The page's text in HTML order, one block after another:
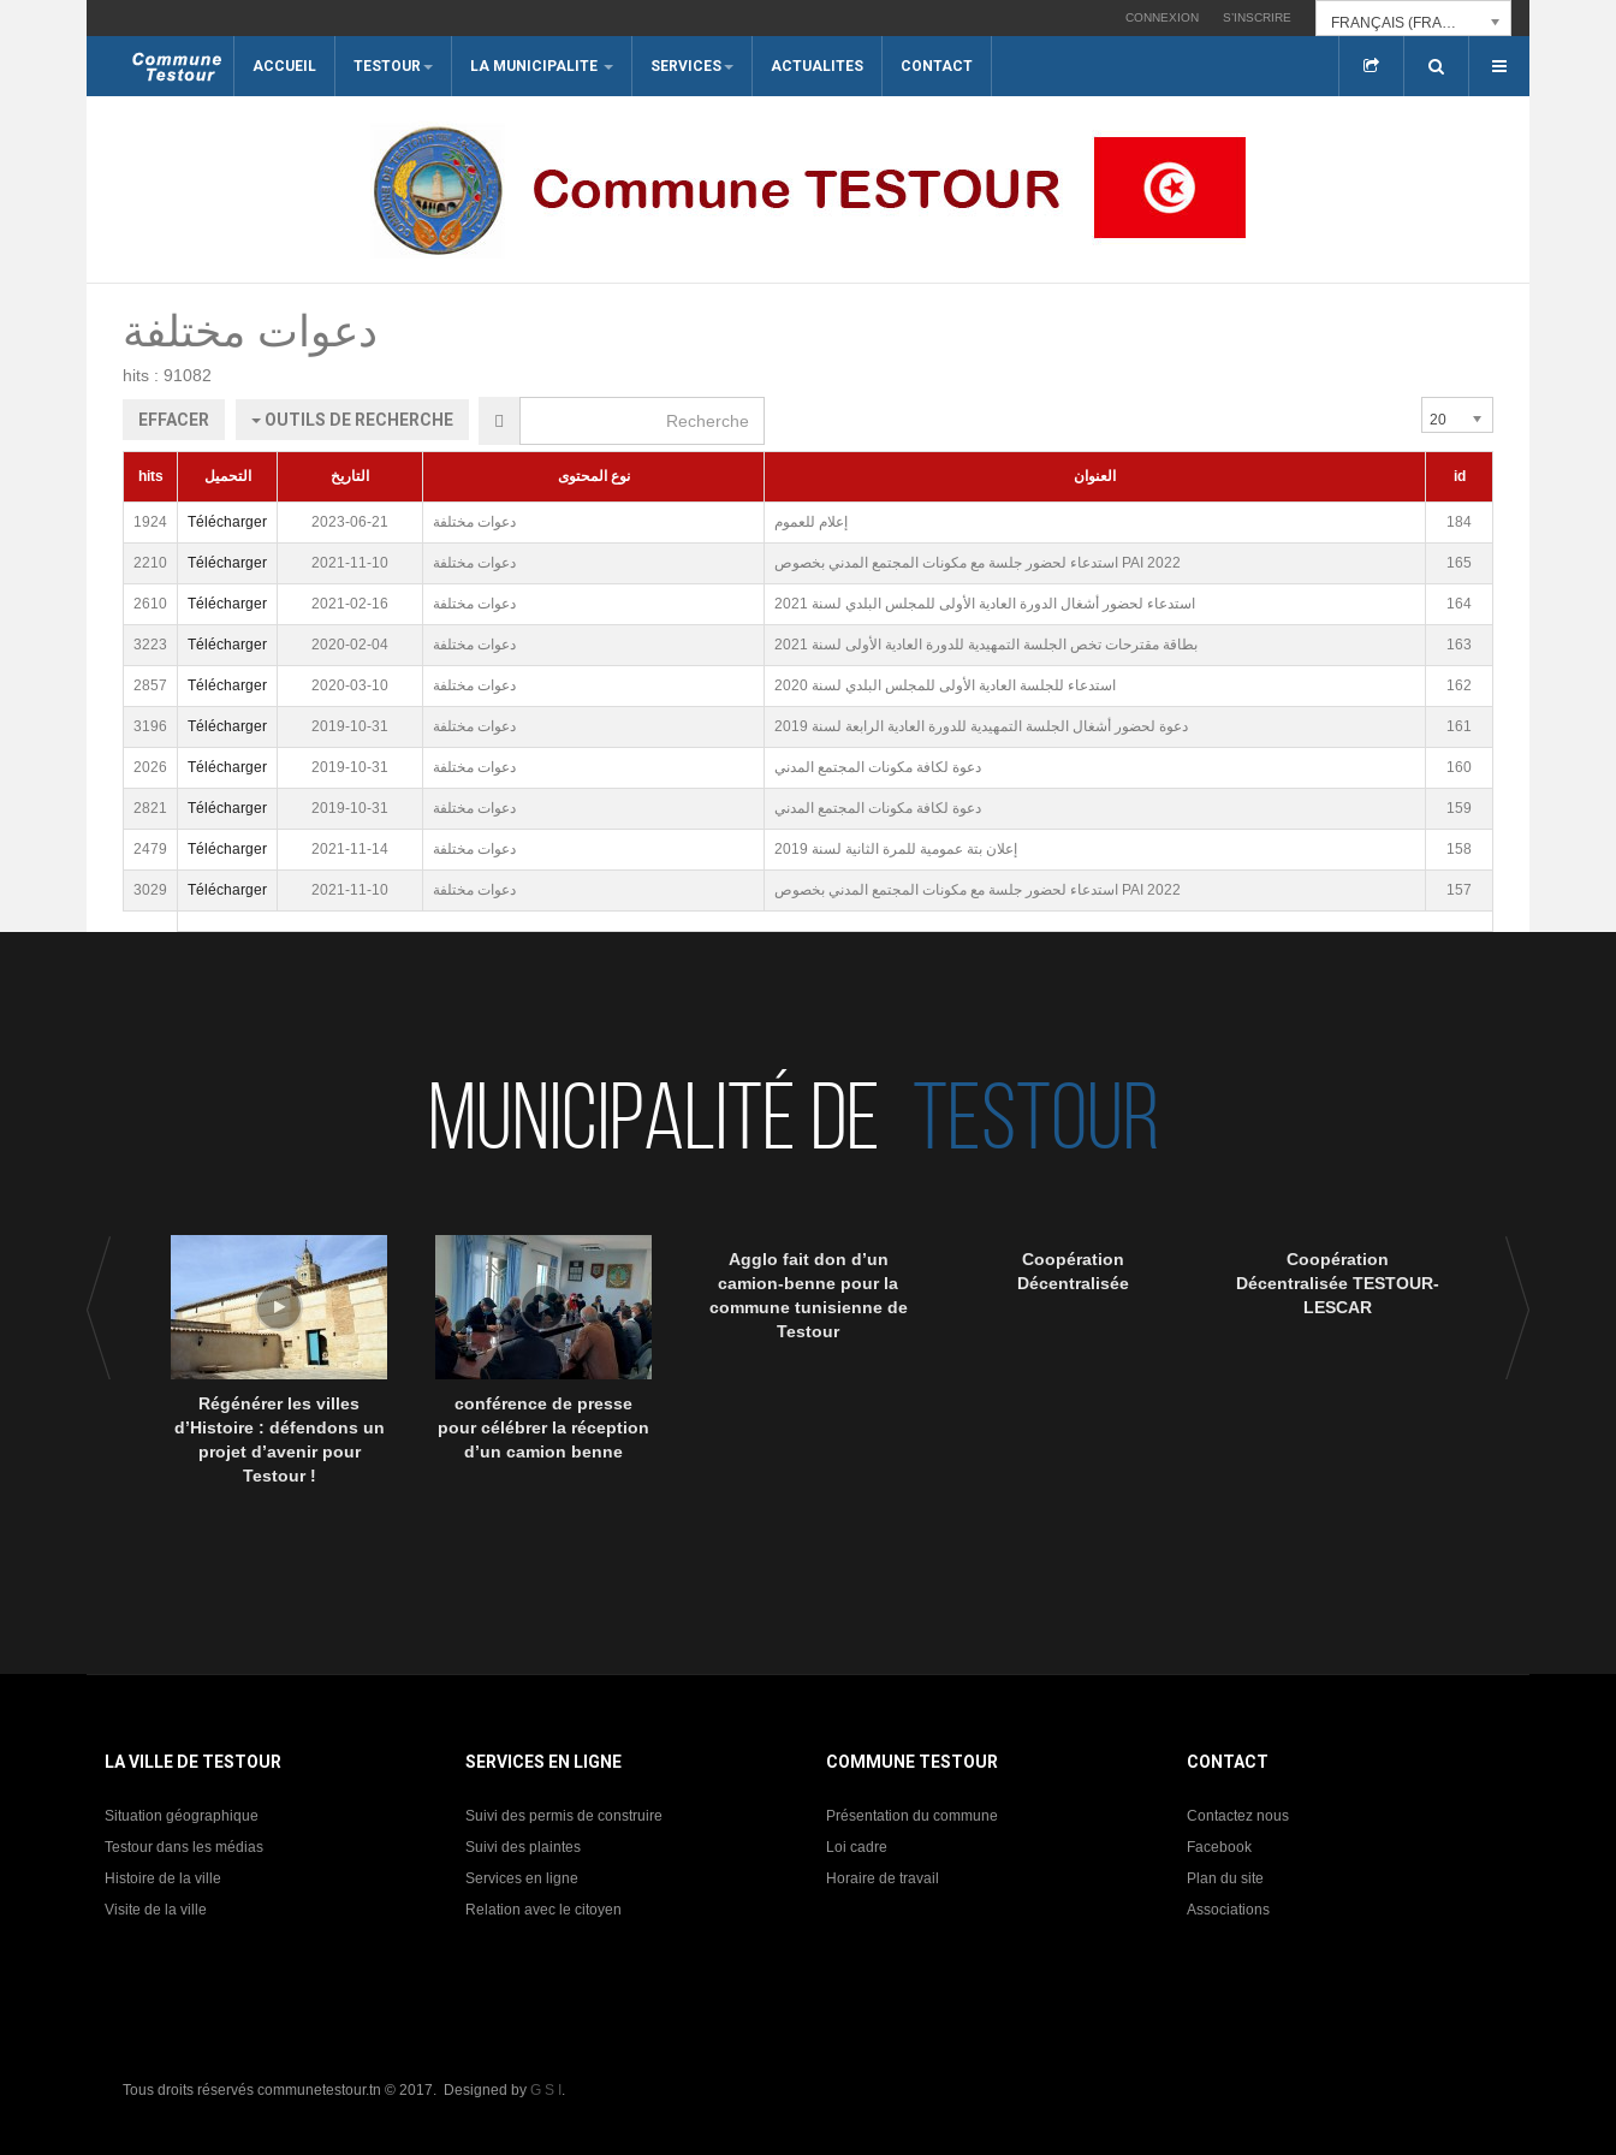
FRANÇAIS (FRANCE)
CONNEXION S’INSCRIRE
ACCUEIL TESTOUR LA MUNICIPALITE SERVICES ACTUALITES CONTACT
دعوات مختلفة
hits : 91082
OUTILS DE RECHERCHE
EFFACER 20
id العنوان نوع المحتوى التاريخ التحميل hits
184 إعلام للعموم دعوات مختلفة 2023-06-21
Télécharger
1924
165 2022 PAI استدعاء لحضور جلسة مع مكونات المجتمع المدني بخصوص دعوات مختلفة 2021-11-10
Télécharger
2210
164 استدعاء لحضور أشغال الدورة العادية الأولى للمجلس البلدي لسنة 2021 دعوات مختلفة 2021-02-16
Télécharger
2610
163 بطاقة مقترحات تخص الجلسة التمهيدية للدورة العادية الأولى لسنة 2021 دعوات مختلفة 2020-02-04
Télécharger
3223
162 استدعاء للجلسة العادية الأولى للمجلس البلدي لسنة 2020 دعوات مختلفة 2020-03-10
Télécharger
2857
161 دعوة لحضور أشغال الجلسة التمهيدية للدورة العادية الرابعة لسنة 2019 دعوات مختلفة 2019-10-31
Télécharger
3196
160 دعوة لكافة مكونات المجتمع المدني دعوات مختلفة 2019-10-31
Télécharger
2026
159 دعوة لكافة مكونات المجتمع المدني دعوات مختلفة 2019-10-31
Télécharger
2821
158 إعلان بتة عمومية للمرة الثانية لسنة 2019 دعوات مختلفة 2021-11-14
Télécharger
2479
157 2022 PAI استدعاء لحضور جلسة مع مكونات المجتمع المدني بخصوص دعوات مختلفة 2021-11-10
Télécharger
3029
MUNICIPALITÉ DE TESTOUR
Régénérer les villes
d’Histoire : défendons un
projet d’avenir pour
Testour !
conférence de presse
pour célébrer la réception
d’un camion benne
Agglo fait don d’un
camion-benne pour la
commune tunisienne de
Testour
Coopération
Décentralisée
Coopération
Décentralisée TESTOUR-
LESCAR
90 ème
disparition
LA VILLE DE TESTOUR
Situation géographique
Testour dans les médias
Histoire de la ville
Visite de la ville
SERVICES EN LIGNE
Suivi des permis de construire
Suivi des plaintes
Services en ligne
Relation avec le citoyen
COMMUNE TESTOUR
Présentation du commune
Loi cadre
Horaire de travail
CONTACT
Contactez nous
Facebook
Plan du site
Associations
Tous droits réservés communetestour.tn © 2017. Designed by G S I .